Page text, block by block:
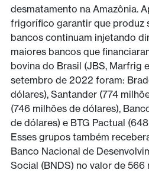
desmatamento na Amazônia.
frigorífico garantir que produz
bancos continuam injetando
maiores bancos que
bovina do Brasil (JBS, Marfrig
setembro de 2022 foram:
dólares), Santander (774
(746 milhões de dólares),
de dólares) e BTG Pactual
Esses grupos também
Banco Nacional de
Social (BNDS) no valor de 566